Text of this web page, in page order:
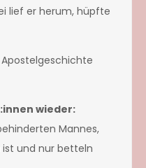
lief er herum, hüpfte
wieder:
Mannes,
und nur betteln